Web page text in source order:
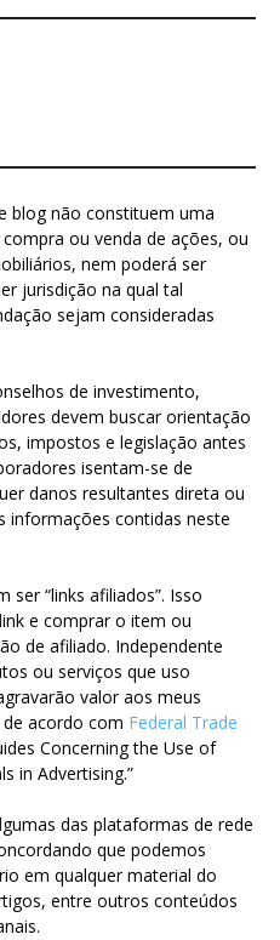
blog não constituem uma
ou venda de ações, ou
nem poderá ser
jurisdição na qual tal
sejam consideradas
de investimento,
devem buscar orientação
impostos e legislação antes
isentam-se de
danos resultantes direta ou
informações contidas neste
ser “links afiliados”. Isso
e comprar o item ou
de afiliado. Independente
ou serviços que uso
valor aos meus
acordo com Federal Trade
Concerning the Use of
in Advertising.”
das plataformas de rede
que podemos
em qualquer material do
entre outros conteúdos